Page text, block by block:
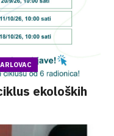
ekoloških